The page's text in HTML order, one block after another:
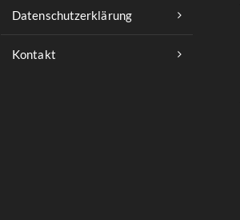
Datenschutzerklärung
Kontakt